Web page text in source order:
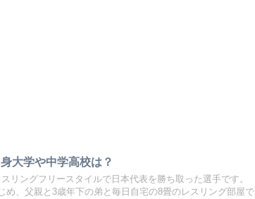
大学や中学高校は？
リングフリースタイルで日本代表を勝ち取った選手です。
め、父親と3歳年下の弟と毎日自宅の8畳のレスリング部屋で